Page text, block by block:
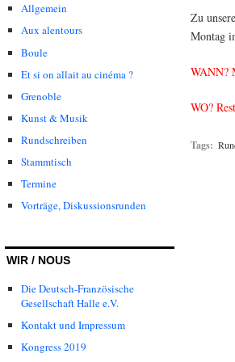
Allgemein
Aux alentours
Boule
Et si on allait au cinéma ?
Grenoble
Kunst & Musik
Rundschreiben
Stammtisch
Termine
Vorträge, Diskussionsrunden
WIR / NOUS
Die Deutsch-Französische
Gesellschaft Halle e.V.
Kontakt und Impressum
Kongress 2019
Zu
Montag
WANN?
WO?
Tags: